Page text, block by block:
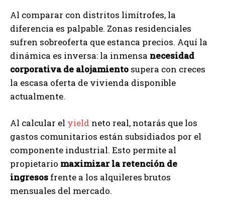
Al comparar con distritos limítrofes, la
diferencia es palpable. Zonas residenciales
sufren sobreoferta que estanca precios. Aquí la
dinámica es inversa: la inmensa necesidad
corporativa de alojamiento supera con creces
la escasa oferta de vivienda disponible
actualmente.
Al calcular el yield neto real, notarás que los
gastos comunitarios están subsidiados por el
componente industrial. Esto permite al
propietario maximizar la retención de
ingresos frente a los alquileres brutos
mensuales del mercado.